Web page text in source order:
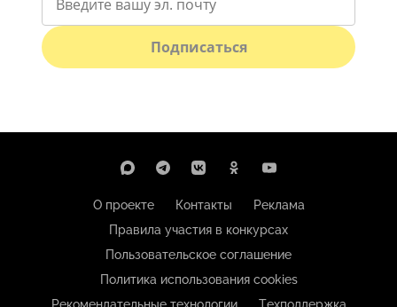
Подписаться
О проекте Контакты
Реклама
Правила участия в конкурсах
Пользовательское соглашение
Политика использования cookies